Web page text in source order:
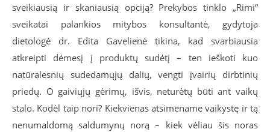
sveikiausią ir skaniausią opciją? Prekybos tinklo „Rimi“
sveikatai palankios mitybos konsultantė, gydytoja
dietologė dr. Edita Gavelienė tikina, kad svarbiausia
atkreipti dėmesį į produktų sudėtį – ten ieškoti kuo
natūralesnių sudedamųjų dalių, vengti įvairių dirbtinių
priedų. O gaiviųjų gėrimų, išvis, neturėtų būti ant vaikų
stalo. Kodėl taip nori? Kiekvienas atsimename vaikystę ir tą
nenumaldomą saldumynų norą – kiek vėliau šis noras